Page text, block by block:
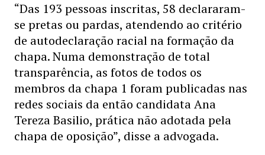
“Das 193 pessoas inscritas, 58 declararam-
se pretas ou pardas, atendendo ao critério
de autodeclaração racial na formação da
chapa. Numa demonstração de total
transparência, as fotos de todos os
membros da chapa 1 foram publicadas nas
redes sociais da então candidata Ana
Tereza Basilio, prática não adotada pela
chapa de oposição”, disse a advogada.